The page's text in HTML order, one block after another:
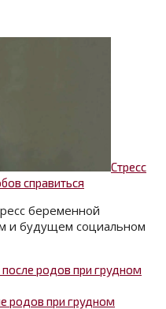
Стресс
справиться
беременной
и будущем социальном
после родов при грудном
родов при грудном